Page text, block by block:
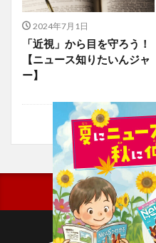
2024年7月1日
「近視」から目を守ろう！
【ニュース知りたいんジャ
ー】